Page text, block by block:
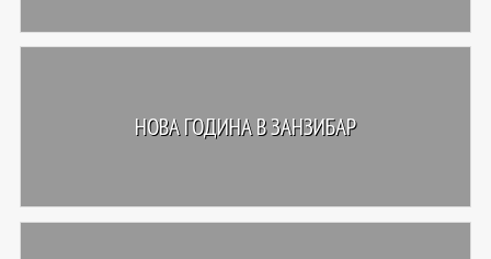
НОВА ГОДИНА В ЗАНЗИБАР